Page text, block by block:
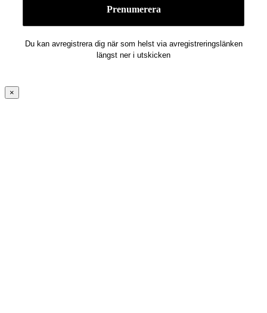
Du kan avregistrera dig när som helst via avregistreringslänken
längst ner i utskicken
×